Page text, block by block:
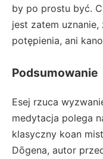
by po prostu być.
jest zatem
potępienia, ani
Podsumowanie
Esej rzuca
medytacja polega
klasyczny koan
Dōgena, autor